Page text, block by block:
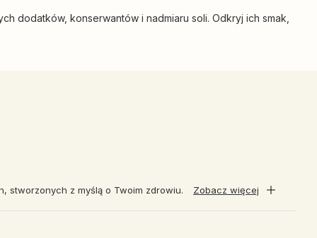
dodatków, konserwantów i nadmiaru soli. Odkryj ich smak,
stworzonych z myślą o Twoim zdrowiu. Zobacz więcej